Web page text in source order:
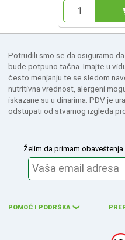
Potrudili smo se da osiguramo
bude potpuno tačna. Imajte u
često menjanju te se sledom
nutritivna vrednost, alergeni
iskazane su u dinarima. PDV je
odstupati od stvarnog izgleda
Želim da primam
POMOĆ I PODRŠKA ❮